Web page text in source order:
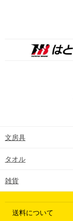
文房具
タオル
雑貨
送料について